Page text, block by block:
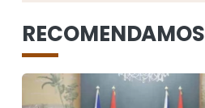
RECOMENDAMOS